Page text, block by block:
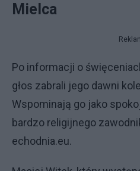
Mielca
Po informacji o
głos zabrali jego dawni
Wspominają go jako
bardzo religijnego
echodnia.eu.